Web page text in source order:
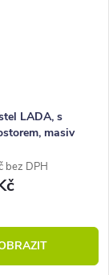
LADA, s
masiv
bez DPH